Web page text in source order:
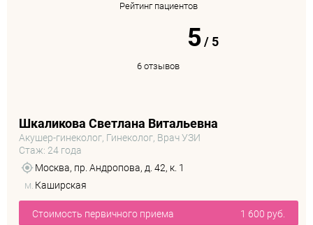
Рейтинг пациентов
5/5
6 отзывов
Шкаликова Светлана Витальевна
Акушер-гинеколог, Гинеколог, Врач УЗИ
Стаж: 24 года
Москва, пр. Андропова, д. 42, к. 1
м. Каширская
Стоимость первичного приема 1 600 руб.